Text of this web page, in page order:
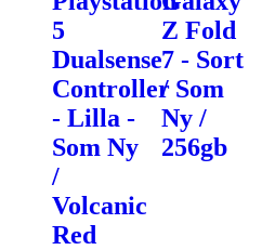
5
Dualsense
Controller
- Lilla -
Som Ny
/
Volcanic
Red
Z Fold
7 - Sort
/ Som
Ny /
256gb